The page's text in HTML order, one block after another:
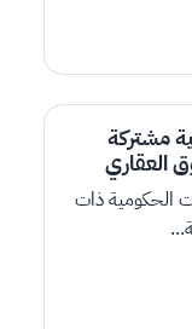
رقابية مشتركة
العقاري
الحكومية ذات